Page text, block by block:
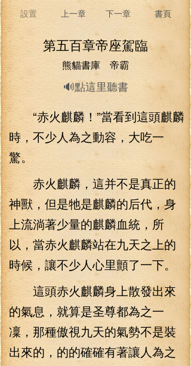
設置 上一章 下一章 書頁
第五百章帝座駕臨
熊貓書庫 帝霸
🔊點這里聽書
“赤火麒麟！”當看到這頭麒麟
時，不少人為之動容，大吃一
驚。
赤火麒麟，這并不是真正的
神獸，但是牠是麒麟的后代，身
上流淌著少量的麒麟血統，所
以，當赤火麒麟站在九天之上的
時候，讓不少人心里顫了一下。
這頭赤火麒麟身上散發出來
的氣息，就算是圣尊都為之一
凜，那種傲視九天的氣勢不是裝
出來的，的的確確有著讓人為之